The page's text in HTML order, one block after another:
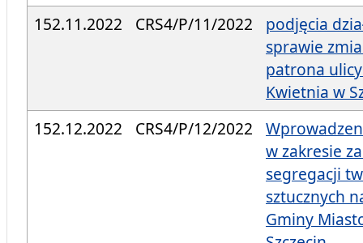
152.11.2022
CRS4/P/11/2022
podjęcia
sprawie
patrona
Kwietnia w
152.12.2022
CRS4/P/12/2022
w zakresie
segregacji
sztucznych
Gminy